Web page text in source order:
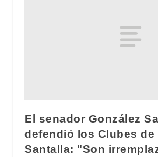
El senador González
defendió los Clubes de
Santalla: "Son